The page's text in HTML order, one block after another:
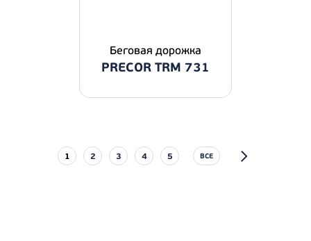
Беговая дорожка
PRECOR TRM 731
1 2 3 4 5 ВСЕ